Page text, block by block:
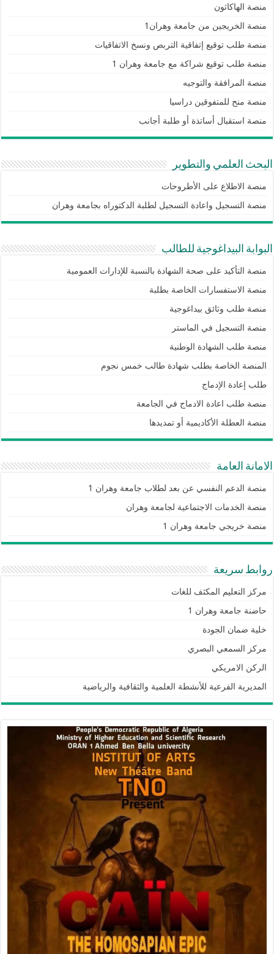
منصة الهاكاثون
منصة الخريجين من جامعة وهران1
منصة طلب توقيع إتفاقية التربص ونسخ الاتفاقيات
منصة طلب توقيع شراكة مع جامعة وهران 1
منصة المرافقة والتوجيه
منصة منح للمتفوقين دراسيا
منصة استقبال أساتذة أو طلبة أجانب
البحث العلمي والتطوير
منصة الاطلاع على الأطروحات
منصة التسجيل واعادة التسجيل لطلبة الدكتوراه بجامعة وهران
البوابة البيداغوجية للطالب
منصة التأكيد على صحة الشهادة بالنسبة للإدارات العمومية
منصة الاستفسارات الخاصة بطلبة
منصة طلب وثائق بيداغوجية
منصة التسجيل في الماستر
منصة طلب الشهادة الوطنية
المنصة الخاصة بطلب شهادة طالب خمس نجوم
طلب إعادة الإدماج
منصة طلب اعادة الادماج في الجامعة
منصة العطلة الأكاديمية أو تمديدها
الامانة العامة
منصة الدعم النفسي عن بعد لطلاب جامعة وهران 1
منصة الخدمات الاجتماعية لجامعة وهران
منصة خريجي جامعة وهران 1
روابط سريعة
مركز التعليم المكثف للغات
حاضنة جامعة وهران 1
خلية ضمان الجودة
مركز السمعي البصري
الركن الامريكي
المديرية الفرعية للأنشطة العلمية والثقافية والرياضية